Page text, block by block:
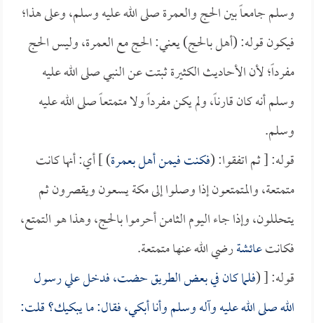
وسلم جامعاً بين الحج والعمرة صلى الله عليه وسلم، وعلى هذا؛
فيكون قوله: (أهل بالحج) يعني: الحج مع العمرة، وليس الحج
مفرداً؛ لأن الأحاديث الكثيرة ثبتت عن النبي صلى الله عليه
وسلم أنه كان قارناً، ولم يكن مفرداً ولا متمتعاً صلى الله عليه
وسلم.
قوله: [ ثم اتفقوا: (فكنت فيمن أهل بعمرة) ] أي: أنها كانت
متمتعة، والمتمتعون إذا وصلوا إلى مكة يسعون ويقصرون ثم
يتحللون، وإذا جاء اليوم الثامن أحرموا بالحج، وهذا هو التمتع،
فكانتعائشةرضي الله عنها متمتعة.
قوله: [ (فلما كان في بعض الطريق حضت، فدخل علي رسول
الله صلى الله عليه وآله وسلم وأنا أبكي، فقال: ما يبكيك؟ قلت: